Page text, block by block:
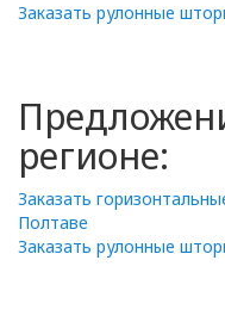
Заказать рулонные
регионе:
Заказать
Полтаве
Заказать рулонные